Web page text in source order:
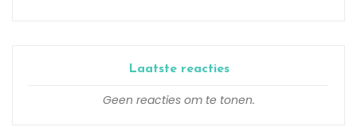
Laatste reacties
Geen reacties om te tonen.